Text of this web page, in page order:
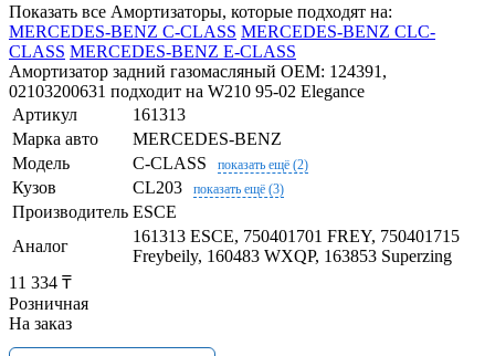
Показать все Амортизаторы, которые подходят на:
MERCEDES-BENZ C-CLASS MERCEDES-BENZ CLC-
CLASS MERCEDES-BENZ E-CLASS
Амортизатор задний газомасляный OEM: 124391,
02103200631 подходит на W210 95-02 Elegance
Артикул
161313
Марка авто
MERCEDES-BENZ
Модель
C-CLASS показать ещё (2)
Кузов CL203 показать ещё (3)
Производитель ESCE
Аналог
161313 ESCE, 750401701 FREY, 750401715
Freybeily, 160483 WXQP, 163853 Superzing
11 334 ₸
Розничная
На заказ